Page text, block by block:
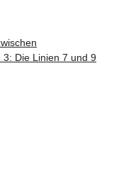
Die Linien 7 und 9